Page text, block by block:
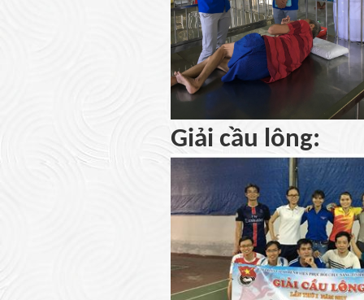
Giải cầu lông: